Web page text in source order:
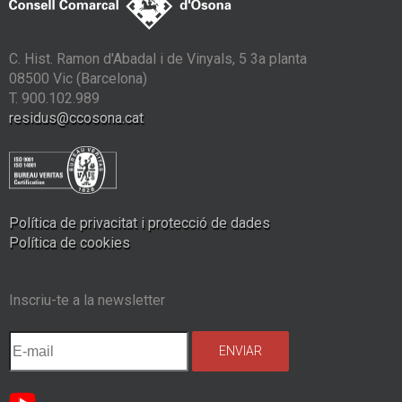
C. Hist. Ramon d'Abadal i de Vinyals, 5 3a planta
08500 Vic (Barcelona)
T. 900.102.989
residus@ccosona.cat
Política de privacitat i protecció de dades
Política de cookies
Inscriu-te a la newsletter